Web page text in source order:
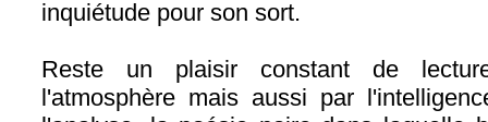
inquiétude pour son sort.
Reste un plaisir constant de
l'atmosphère mais aussi par